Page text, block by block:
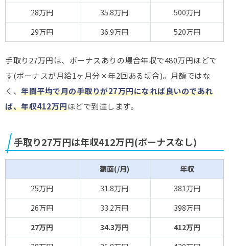
28万円
35.8万円
500万円
29万円
36.9万円 520万円
手取り27万円は、ボーナスありの場合年収で480万円ほどで
す(ボーナスが月給1ヶ月分×年2回ある場合)。月額ではな
く、 年間平均で月の手取りが27万円になれば良いのであれ
ば、年収412万円ほどで到達します。
手取り27万円は年収412万円(ボーナスなし)
額面(/月)
年収
25万円
31.8万円
381万円
26万円
33.2万円
398万円
27万円
34.3万円
412万円